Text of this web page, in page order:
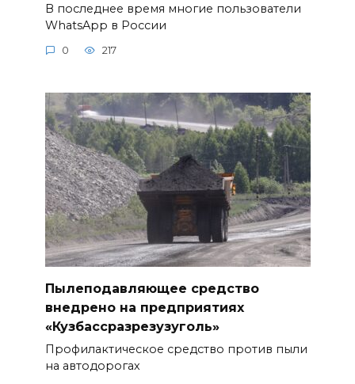
В последнее время многие пользователи
WhatsApp в России
0 217
Пылеподавляющее средство
внедрено на предприятиях
«Кузбассразрезузуголь»
Профилактическое средство против пыли
на автодорогах